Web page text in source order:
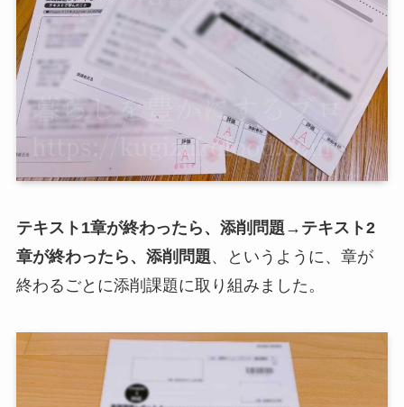
テキスト1章が終わったら、添削問題→テキスト2
章が終わったら、添削問題、というように、章が
終わるごとに添削課題に取り組みました。